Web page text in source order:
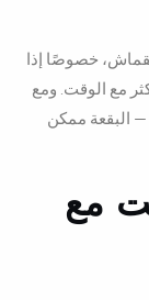
خصوصًا إذا
مع الوقت. ومع
البقعة ممكن
مع